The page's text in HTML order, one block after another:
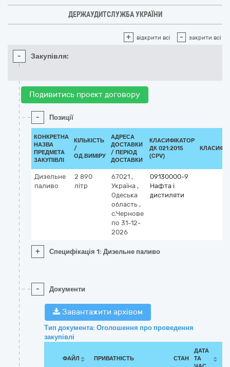
ДЕРЖАУДИТСЛУЖБА УКРАЇНИ
+ відкрити всі - закрити всі
- Закупівля:
Подивитись проект договору
- Позиції
КОНКРЕТНА
НАЗВА
ПРЕДМЕТА
ЗАКУПІВЛІ
КІЛЬКІСТЬ
/
ОД.ВИМІРУ
АДРЕСА
ДОСТАВКИ
/ ПЕРІОД
ДОСТАВКИ
КЛАСИФІКАТОР
ДК 021:2015
(CPV)
Дизельне
паливо
2 890
літр
67021 ,
Україна ,
Одеська
область ,
с.Чернове
по 31-12-
2026
09130000-9
Нафта і
дистиляти
+ Специфікація 1: Дизельне паливо
- Документи
Завантажити архівом
Тип документа: Оголошення про проведення
закупівлі
ФАЙЛ ПРИВАТНІСТЬ СТАН
ДАТА
ТА